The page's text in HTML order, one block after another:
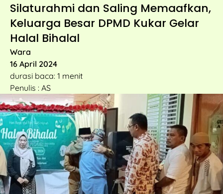
Silaturahmi dan Saling Memaafkan,
Keluarga Besar DPMD Kukar Gelar
Halal Bihalal
Wara
16 April 2024
durasi baca: 1 menit
Penulis : AS